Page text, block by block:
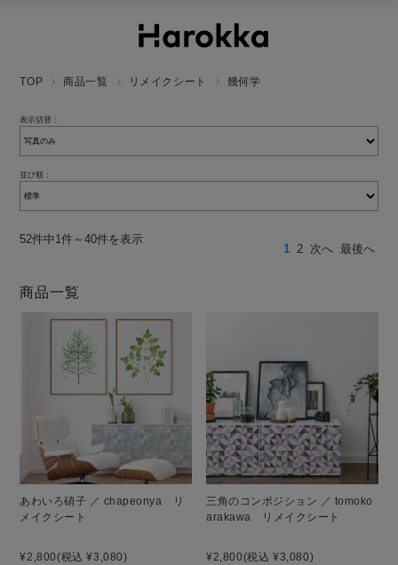
TOP 商品一覧 リメイクシート 幾何学
表示切替：
並び順：
52件中1件～40件を表示
1 2 次へ 最後へ
商品一覧
あわいろ硝子 ／ chapeonya リ
メイクシート
¥2,800(税込 ¥3,080)
三角のコンポジション ／ tomoko
arakawa リメイクシート
¥2,800(税込 ¥3,080)